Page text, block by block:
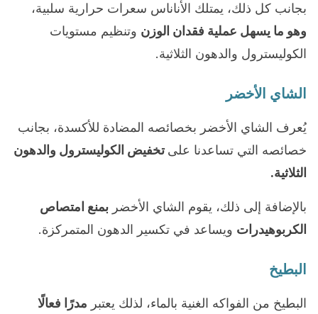
بجانب كل ذلك، يمتلك الأناناس سعرات حرارية سلبية،
وهو ما يسهل عملية فقدان الوزن وتنظيم مستويات
الكوليسترول والدهون الثلاثية.
الشاي الأخضر
يُعرف الشاي الأخضر بخصائصه المضادة للأكسدة، بجانب
خصائصه التي تساعدنا علىتخفيض الكوليسترول والدهون
الثلاثية.
بالإضافة إلى ذلك، يقوم الشاي الأخضر بمنع امتصاص
الكربوهيدرات ويساعد في تكسير الدهون المتمركزة.
البطيخ
البطيخ من الفواكه الغنية بالماء، لذلك يعتبر مدرًا فعالًا